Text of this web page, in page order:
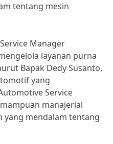
tentang mesin
Manager
layanan purna
Bapak Dedy Susanto,
yang
Service
manajerial
yang mendalam tentang